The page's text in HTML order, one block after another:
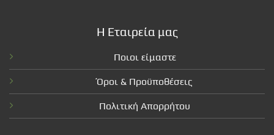
Η Εταιρεία μας
Ποιοι είμαστε
Όροι & Προϋποθέσεις
Πολιτική Απορρήτου